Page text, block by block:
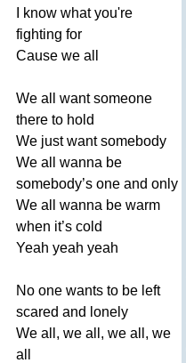
know what you're
fighting for
Cause we all
We all want someone
there to hold
We just want somebody
We all wanna be
somebody’s one and only
We all wanna be warm
when it’s cold
Yeah yeah yeah
No one wants to be left
scared and lonely
We all , we all , we all , we
all